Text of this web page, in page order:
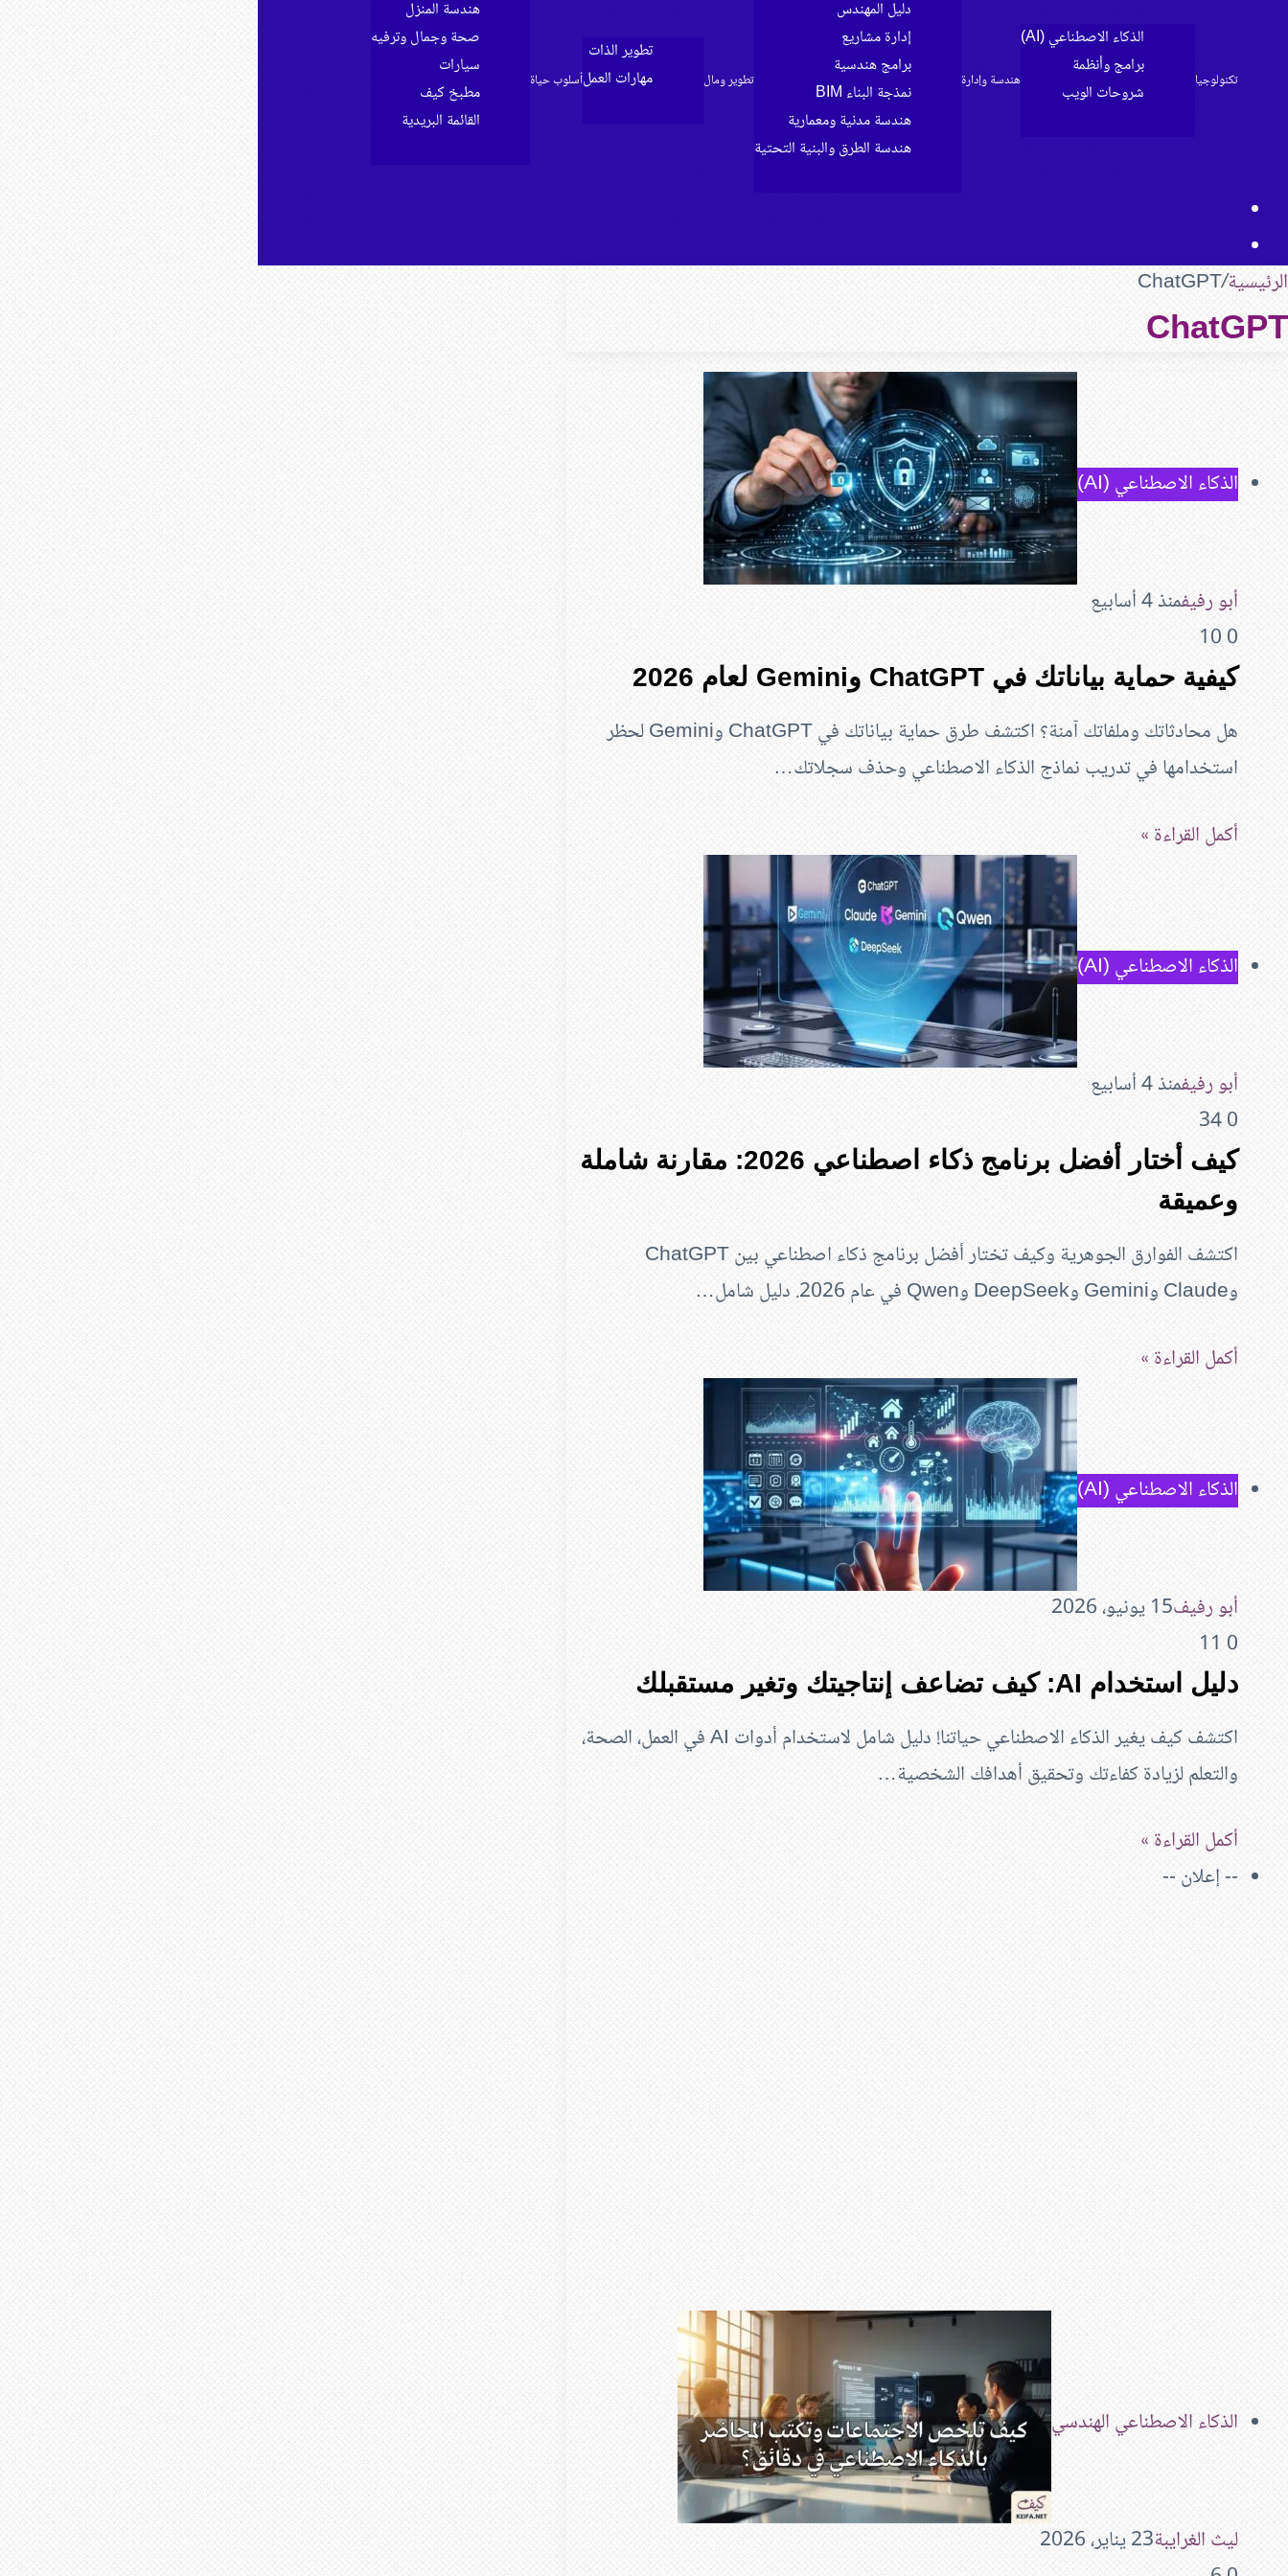
الرئيسية
تكنولوجيا
الذكاء الاصطناعي (AI)
برامج وأنظمة
شروحات الويب
هندسة وإدارة
دليل المهندس
إدارة مشاريع
برامج هندسية
نمذجة البناء BIM
هندسة مدنية ومعمارية
هندسة الطرق والبنية التحتية
تطوير ومال
تطوير الذات
مهارات العملأسلوب حياة
هندسة المنزل
صحة وجمال وترفيه
سيارات
مطبخ كيف
القائمة البريدية
عنالرئيسية/
ChatGPT
ChatGPT
الذكاء الاصطناعي (AI)
أبو رفيفمنذ 4 أسابيع
0
كيفية حماية بياناتك في ChatGPT وGemini لعام 2026
هل محادثاتك وملفاتك آمنة؟ اكتشف طرق حماية بياناتك في ChatGPT وGemini لحظر
استخدامها في تدريب نماذج الذكاء الاصطناعي وحذف سجلاتك…
أكمل القراءة »
الذكاء الاصطناعي (AI)
أبو رفيفمنذ 4 أسابيع
0
34
كيف أختار أفضل برنامج ذكاء اصطناعي 2026: مقارنة شاملة
وعميقة
اكتشف الفوارق الجوهرية وكيف تختار أفضل برنامج ذكاء اصطناعي بين ChatGPT
وClaude وGemini وDeepSeek وQwen في عام 2026. دليل شامل…
أكمل القراءة »
الذكاء الاصطناعي (AI)
أبو رفيف15 يونيو، 2026
0
دليل استخدام AI: كيف تضاعف إنتاجيتك وتغير مستقبلك
اكتشف كيف يغير الذكاء الاصطناعي حياتنا! دليل شامل لاستخدام أدوات AI في العمل، الصحة،
والتعلم لزيادة كفاءتك وتحقيق أهدافك الشخصية…
أكمل القراءة »
-- إعلان --
الذكاء الاصطناعي الهندسي
ليث الغرايبة23 يناير، 2026